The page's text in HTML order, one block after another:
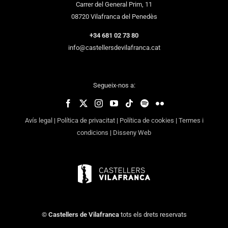
Carrer del General Prim, 11
08720 Vilafranca del Penedès
+34 681 02 73 80
info@castellersdevilafranca.cat
Segueix-nos a:
Avís legal | Política de privacitat| Política de cookies | Termes i
condicions | Disseny Web
© Castellers de Vilafrancatots els drets reservats